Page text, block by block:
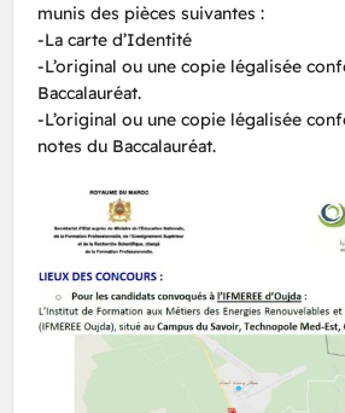
munis des pièces suivantes :
-La carte d’Identité
-L’original ou une copie légalisée
Baccalauréat.
-L’original ou une copie légalisée
notes du Baccalauréat.